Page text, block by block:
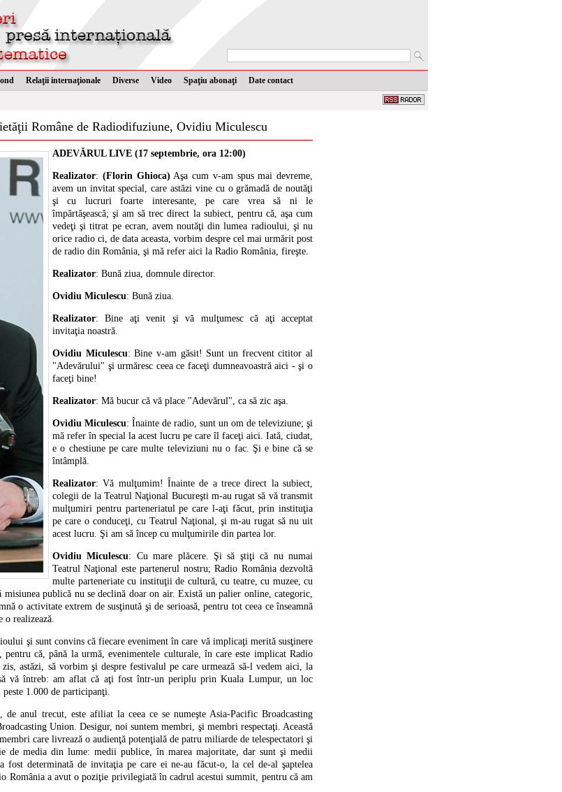
Relaţii internaţionale Diverse Video Spaţiu abonaţi Date contact
Române de Radiodifuziune, Ovidiu Miculescu
ADEVĂRUL LIVE (17 septembrie, ora 12:00)
Realizator: (Florin Ghioca) Aşa cum v-am spus mai devreme,
avem un invitat special, care astăzi vine cu o grămadă de noutăţi
şi cu lucruri foarte interesante, pe care vrea să ni le
împărtăşească; şi am să trec direct la subiect, pentru că, aşa cum
vedeţi şi titrat pe ecran, avem noutăţi din lumea radioului, şi nu
orice radio ci, de data aceasta, vorbim despre cel mai urmărit post
de radio din România, şi mă refer aici la Radio România, fireşte.
Realizator: Bună ziua, domnule director.
Ovidiu Miculescu: Bună ziua.
Realizator: Bine aţi venit şi vă mulţumesc că aţi acceptat
invitaţia noastră.
Ovidiu Miculescu: Bine v-am găsit! Sunt un frecvent cititor al
"Adevărului" şi urmăresc ceea ce faceţi dumneavoastră aici - şi o
faceţi bine!
Realizator: Mă bucur că vă place "Adevărul", ca să zic aşa.
Ovidiu Miculescu: Înainte de radio, sunt un om de televiziune; şi
mă refer în special la acest lucru pe care îl faceţi aici. Iată, ciudat,
e o chestiune pe care multe televiziuni nu o fac. Şi e bine că se
întâmplă.
Realizator: Vă mulţumim! Înainte de a trece direct la subiect,
colegii de la Teatrul Naţional Bucureşti m-au rugat să vă transmit
mulţumiri pentru parteneriatul pe care l-aţi făcut, prin instituţia
pe care o conduceţi, cu Teatrul Naţional, şi m-au rugat să nu uit
acest lucru. Şi am să încep cu mulţumirile din partea lor.
Ovidiu Miculescu: Cu mare plăcere. Şi să ştiţi că nu numai
Teatrul Naţional este partenerul nostru; Radio România dezvoltă
multe parteneriate cu instituţii de cultură, cu teatre, cu muzee, cu
publică nu se declină doar on air. Există un palier online, categoric,
o activitate extrem de susţinută şi de serioasă, pentru tot ceea ce înseamnă
o realizează.
şi sunt convins că fiecare eveniment în care vă implicaţi merită susţinere
că, până la urmă, evenimentele culturale, în care este implicat Radio
astăzi, să vorbim şi despre festivalul pe care urmează să-l vedem aici, la
vă întreb: am aflat că aţi fost într-un periplu prin Kuala Lumpur, un loc
1.000 de participanţi.
de anul trecut, este afiliat la ceea ce se numeşte Asia-Pacific Broadcasting
Union. Desigur, noi suntem membri, şi membri respectaţi. Această
care livrează o audienţă potenţială de patru miliarde de telespectatori şi
de media din lume: medii publice, în marea majoritate, dar sunt şi medii
determinată de invitaţia pe care ei ne-au făcut-o, la cel de-al şaptelea
România a avut o poziţie privilegiată în cadrul acestui summit, pentru că am